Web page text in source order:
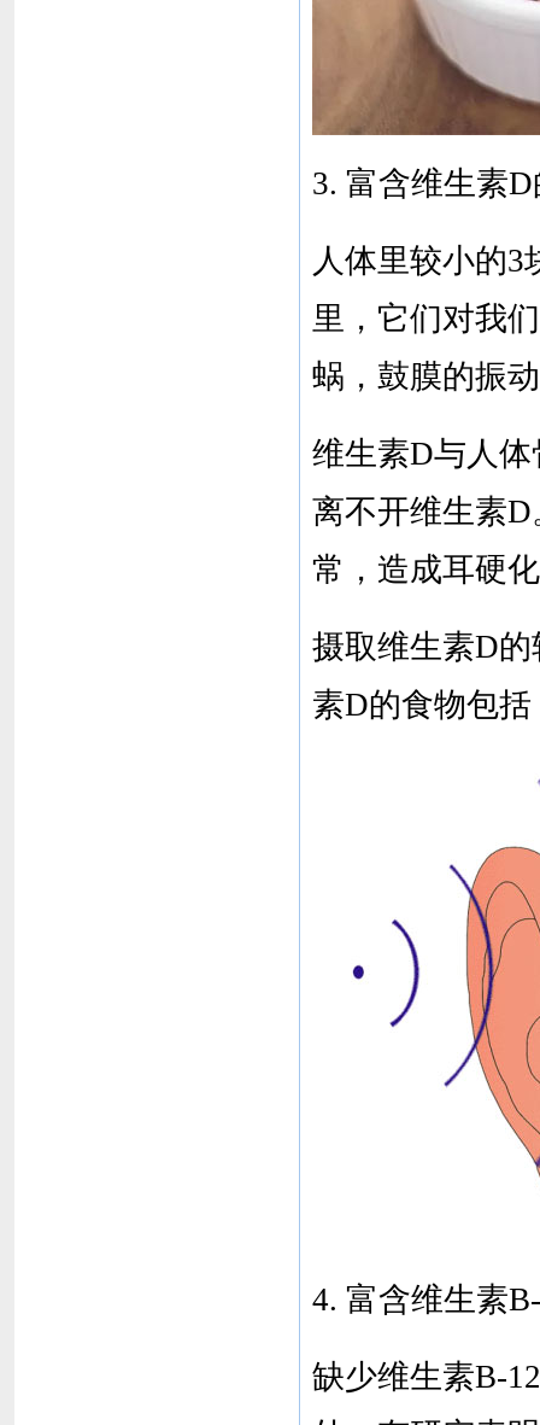
3. 富含维生素
人体里较小的
里，它们对我
蜗，鼓膜的振
维生素D与人
离不开维生素
常，造成耳硬
摄取维生素D
素D的食物包
4. 富含维生素
缺少维生素B-